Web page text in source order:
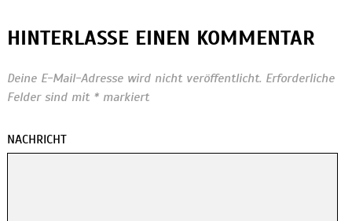
HINTERLASSE EINEN KOMMENTAR
Deine E-Mail-Adresse wird nicht veröffentlicht. Erforderliche
Felder sind mit *markiert
NACHRICHT